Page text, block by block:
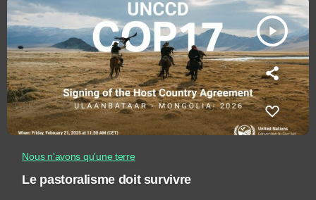
play_arrow
Nous n'avons qu'une terre
Le pastoralisme doit survivre